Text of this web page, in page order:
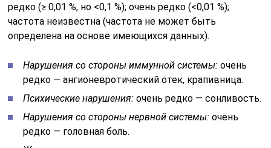
редко (≥ 0,01 %, но <0,1 %); очень редко (<0,01 %);
частота неизвестна (частота не может быть
определена на основе имеющихся данных).
Нарушения со стороны иммунной системы: очень
редко — ангионевротический отек, крапивница.
Психические нарушения: очень редко — сонливость.
Нарушения со стороны нервной системы: очень
редко — головная боль.